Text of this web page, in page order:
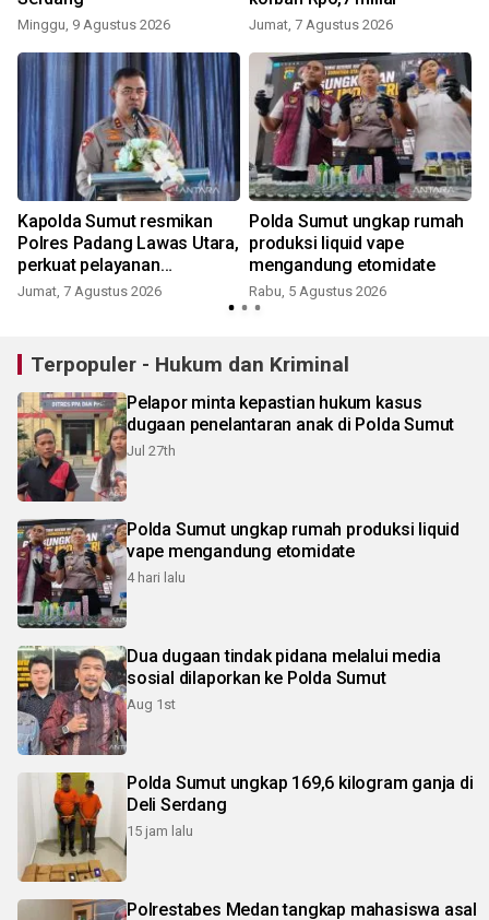
Minggu, 9 Agustus 2026 Jumat, 7 Agustus 2026
Kapolda Sumut resmikan
Polres Padang Lawas Utara,
perkuat pelayanan
kepolisian
Jumat, 7 Agustus 2026
Polda Sumut ungkap rumah
produksi liquid vape
mengandung etomidate
Rabu, 5 Agustus 2026
Terpopuler - Hukum dan Kriminal
Pelapor minta kepastian hukum kasus
dugaan penelantaran anak di Polda Sumut
Jul 27th
Polda Sumut ungkap rumah produksi liquid
vape mengandung etomidate
4 hari lalu
Dua dugaan tindak pidana melalui media
sosial dilaporkan ke Polda Sumut
Aug 1st
Polda Sumut ungkap 169,6 kilogram ganja di
Deli Serdang
15 jam lalu
Polrestabes Medan tangkap mahasiswa asal